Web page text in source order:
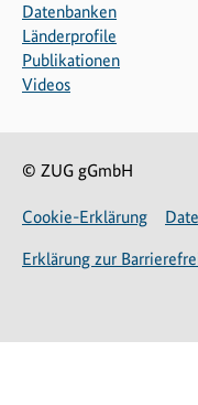
Datenbanken
Länderprofile
Publikationen
Videos
© ZUG gGmbH
Cookie-Erklärung
Erklärung zur